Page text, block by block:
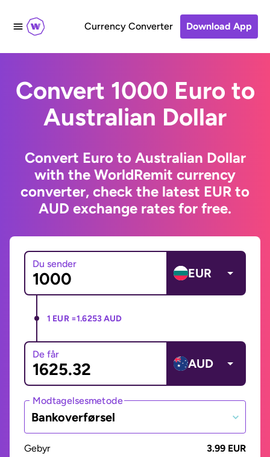
Currency Converter Download App
Convert 1000 Euro to
Australian Dollar
Convert Euro to Australian Dollar
with the WorldRemit currency
converter, check the latest EUR to
AUD exchange rates for free.
Du sender
EUR
1 EUR =1.6253 AUD
De får
AUD
Modtagelsesmetode
Bankoverførsel
Gebyr
3.99 EUR